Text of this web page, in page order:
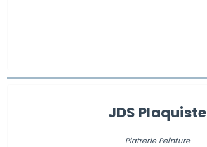
JDS Plaquiste
Platrerie Peinture